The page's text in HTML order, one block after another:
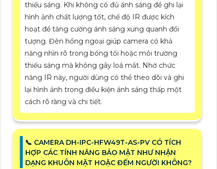
thiếu sáng. Khi không có đủ ánh sáng để ghi lại
hình ảnh chất lượng tốt, chế độ IR được kích
hoạt để tăng cường ánh sáng xung quanh đối
tượng. Đèn hồng ngoại giúp camera có khả
năng nhìn rõ trong bóng tối hoặc môi trường
thiếu sáng mà không gây loá mắt. Nhờ chức
năng IR này, người dùng có thể theo dõi và ghi
lại hình ảnh trong điều kiện ánh sáng thấp một
cách rõ ràng và chi tiết.
📞 CAMERA DH-IPC-HFW49T-AS-PV CÓ TÍCH
HỢP CÁC TÍNH NĂNG BẢO MẬT NHƯ NHẬN
DẠNG KHUÔN MẶT HOẶC ĐẾM NGƯỜI KHÔNG?